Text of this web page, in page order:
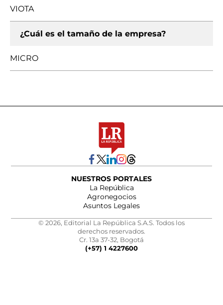
VIOTA
¿Cuál es el tamaño de la empresa?
MICRO
NUESTROS PORTALES
La República
Agronegocios
Asuntos Legales
© 2026, Editorial La República S.A.S. Todos los
derechos reservados.
Cr. 13a 37-32, Bogotá
(+57) 1 4227600